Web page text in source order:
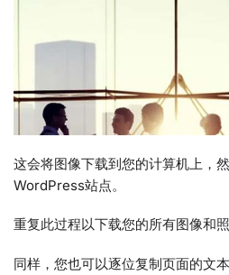
这会将图像下载到您的计算机上，
WordPress站点。
重复此过程以下载您的所有图像和照
同样，您也可以逐位复制页面的文